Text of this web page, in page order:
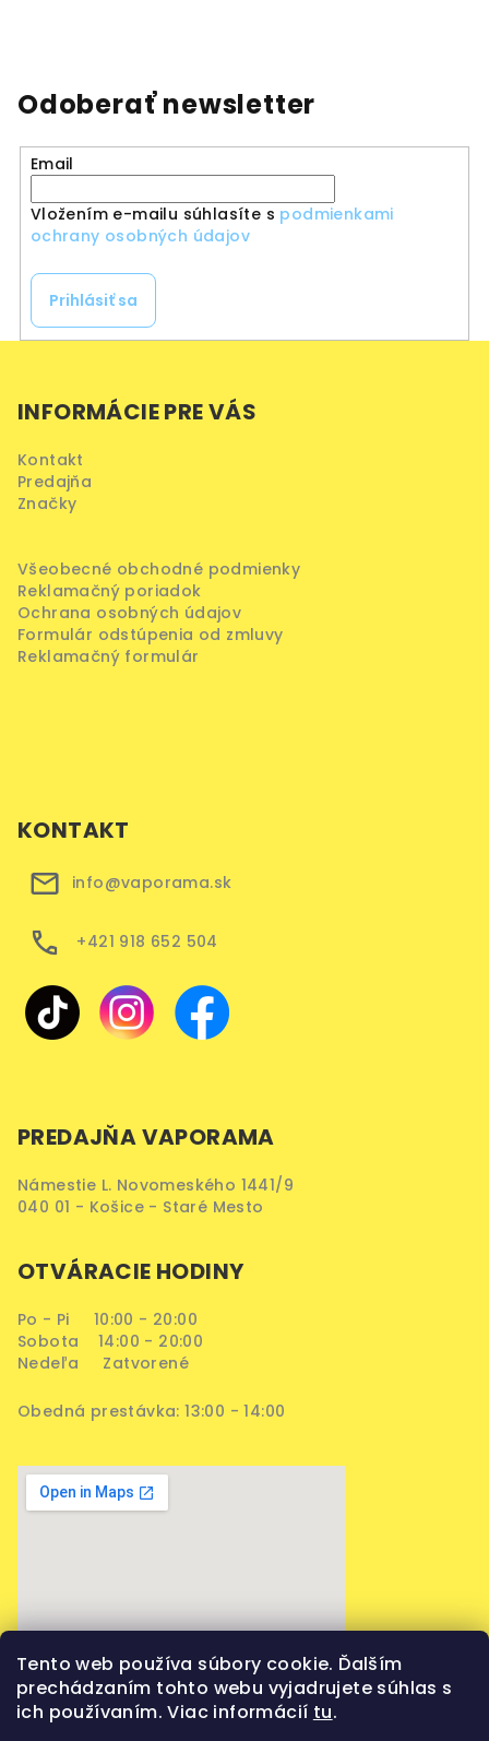
Tento web používa súbory cookie. Ďalším
prechádzaním tohto webu vyjadrujete súhlas s
ich používaním. Viac informácií tu.
Odoberať newsletter
Email
Vložením e-mailu súhlasíte s podmienkami
ochrany osobných údajov
Prihlásiť sa
INFORMÁCIE PRE VÁS
Kontakt
Predajňa
Značky
Všeobecné obchodné podmienky
Reklamačný poriadok
Ochrana osobných údajov
Formulár odstúpenia od zmluvy
Reklamačný formulár
KONTAKT
info@vaporama.sk
+421 918 652 504
PREDAJŇA VAPORAMA
Námestie L. Novomeského 1441/9
040 01 - Košice - Staré Mesto
OTVÁRACIE HODINY
Po - Pi 10:00 - 20:00
Sobota 14:00 - 20:00
Nedeľa Zatvorené
Obedná prestávka: 13:00 - 14:00